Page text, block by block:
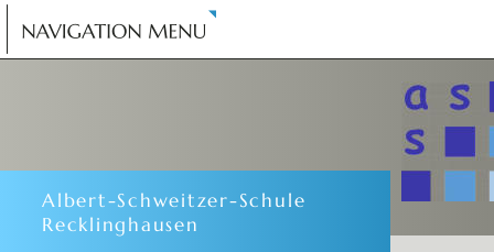
Albert-Schweitzer-Schule
Recklinghausen